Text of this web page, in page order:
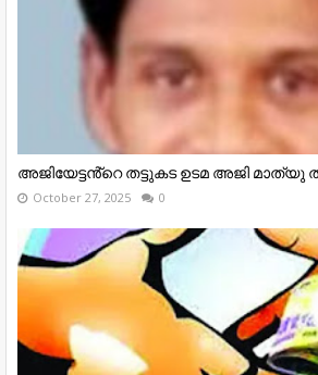
അജിയേട്ടൻ്റെ തട്ടുകട ഉടമ അജി മാത്യു
October 27, 2025 0